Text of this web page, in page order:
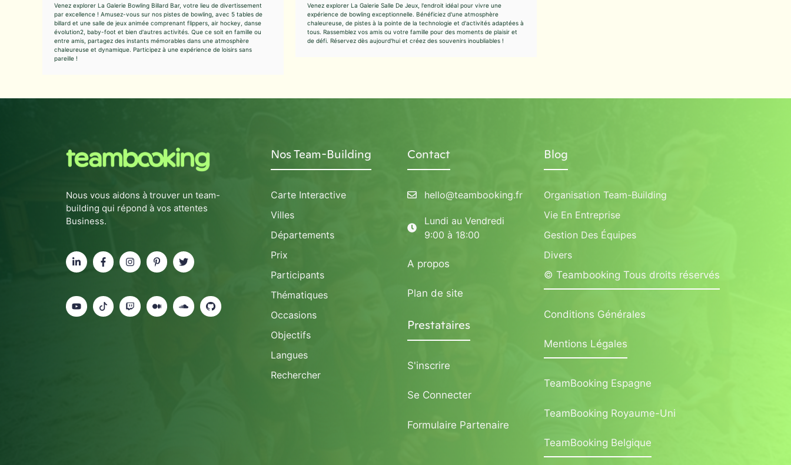
Venez explorer La Galerie Bowling Billard Bar, votre lieu de divertissement
par excellence ! Amusez-vous sur nos pistes de bowling, avec 5 tables de
billard et une salle de jeux animée comprenant flippers, air hockey, danse
évolution2, baby-foot et bien d'autres activités. Que ce soit en famille ou
entre amis, partagez des instants mémorables dans une atmosphère
chaleureuse et dynamique. Participez à une expérience de loisirs sans
pareille !
Venez explorer La Galerie Salle De Jeux, l'endroit idéal pour vivre une
expérience de bowling exceptionnelle. Bénéficiez d'une atmosphère
chaleureuse, de pistes à la pointe de la technologie et d'activités adaptées à
tous. Rassemblez vos amis ou votre famille pour des moments de plaisir et
de défi. Réservez dès aujourd'hui et créez des souvenirs inoubliables !
Nous vous aidons à trouver un team-
building qui répond à vos attentes
Business.
Nos Team-Building
Carte Interactive
Villes
Départements
Prix
Participants
Thématiques
Occasions
Objectifs
Langues
Rechercher
Contact
hello@teambooking.fr
Lundi au Vendredi
9:00 à 18:00
A propos
Plan de site
Prestataires
S'inscrire
Se Connecter
Formulaire Partenaire
Blog
Organisation Team-Building
Vie En Entreprise
Gestion Des Équipes
Divers
© Teambooking Tous droits réservés
Conditions Générales
Mentions Légales
TeamBooking Espagne
TeamBooking Royaume-Uni
TeamBooking Belgique